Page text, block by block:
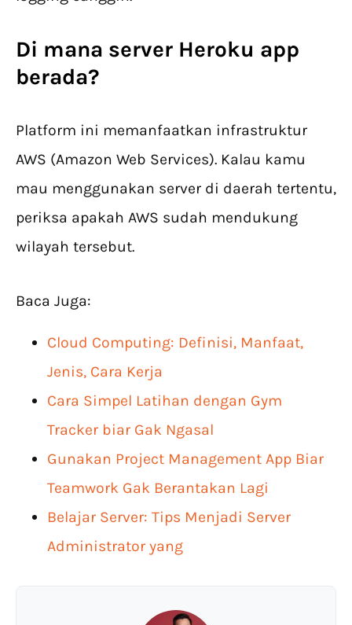
Di mana server Heroku app
berada?
Platform ini memanfaatkan infrastruktur
AWS (Amazon Web Services). Kalau kamu
mau menggunakan server di daerah tertentu,
periksa apakah AWS sudah mendukung
wilayah tersebut.
Baca Juga:
Cloud Computing: Definisi, Manfaat,
Jenis, Cara Kerja
Cara Simpel Latihan dengan Gym
Tracker biar Gak Ngasal
Gunakan Project Management App Biar
Teamwork Gak Berantakan Lagi
Belajar Server: Tips Menjadi Server
Administrator yang